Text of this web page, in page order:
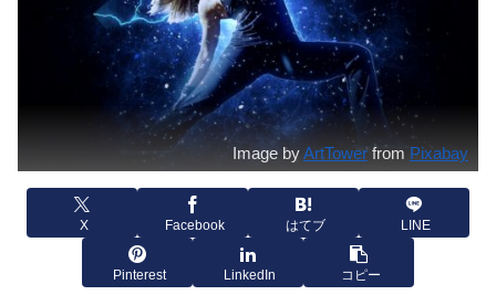
Image byArtTowerfrom Pixabay
X Facebook はてブ LINE
Pinterest LinkedIn コピー